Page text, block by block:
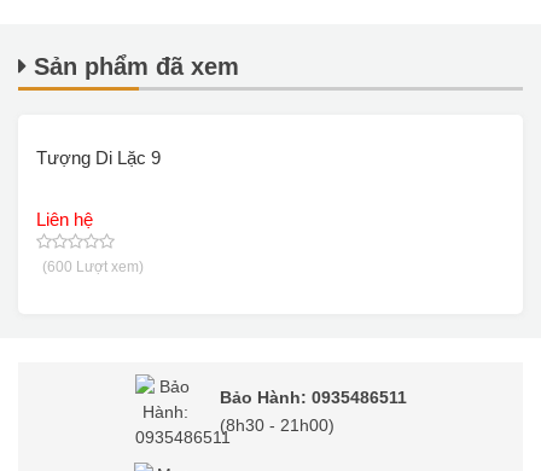
Sản phẩm đã xem
Tượng Di Lặc 9
Liên hệ
(600 Lượt xem)
Bảo Hành: 0935486511
(8h30 - 21h00)